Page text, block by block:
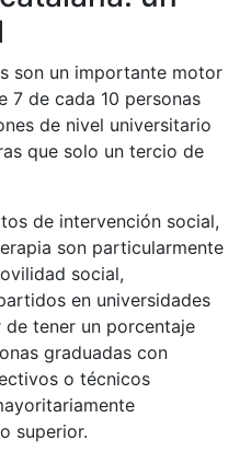
son un importante motor
7 de cada 10 personas
de nivel universitario
que solo un tercio de
de intervención social,
son particularmente
social,
en universidades
tener un porcentaje
graduadas con
o técnicos
superior.